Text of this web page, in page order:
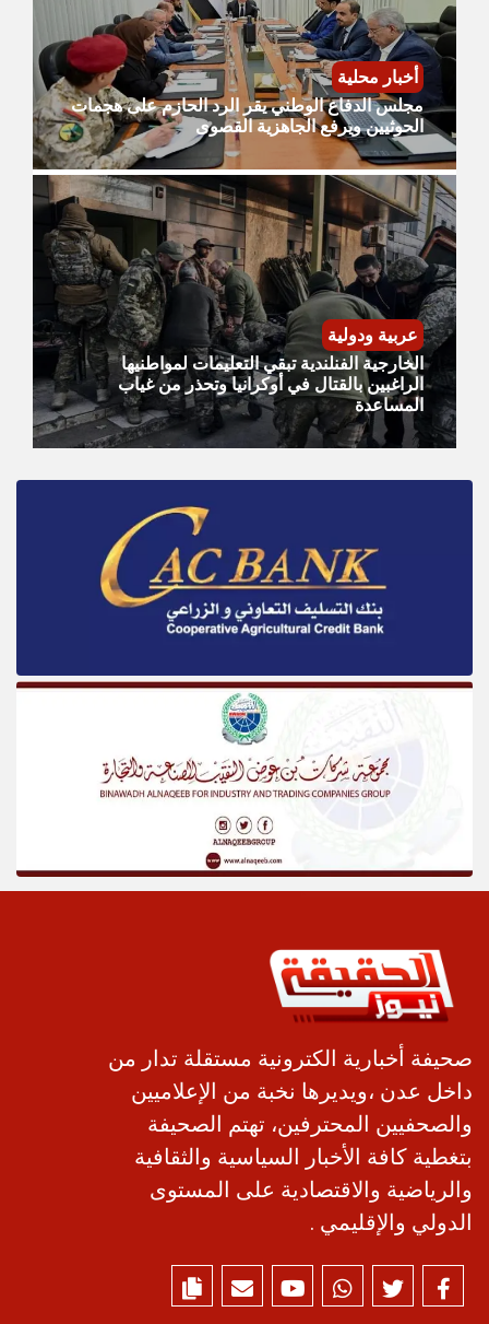
أخبار محلية
مجلس الدفاع الوطني يقر الرد الحازم على هجمات
الحوثيين ويرفع الجاهزية القصوى
عربية ودولية
الخارجية الفنلندية تبقي التعليمات لمواطنيها
الراغبين بالقتال في أوكرانيا وتحذر من غياب
المساعدة
صحيفة أخبارية الكترونية مستقلة تدار من
داخل عدن ،ويديرها نخبة من الإعلاميين
والصحفيين المحترفين، تهتم الصحيفة
بتغطية كافة الأخبار السياسية والثقافية
والرياضية والاقتصادية على المستوى
الدولي والإقليمي .